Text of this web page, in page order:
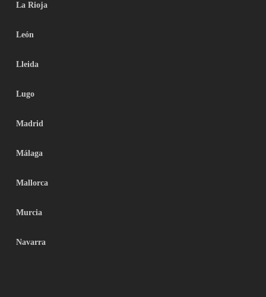
La Rioja
León
Lleida
Lugo
Madrid
Málaga
Mallorca
Murcia
Navarra